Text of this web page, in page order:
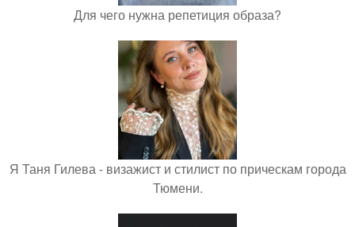
Для чего нужна репетиция образа?
Я Таня Гилева - визажист и стилист по прическам города
Тюмени.